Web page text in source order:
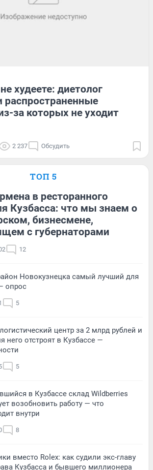
худеете: диетолог
распространенные
за которых не уходит
2 237 Обсудить
ТОП 5
в ресторанного
Кузбасса: что мы знаем о
бизнесмене,
с губернаторами
12
Новокузнецка самый лучший для
опрос
5
центр за 2 млрд рублей и
него отстроят в Кузбассе —
5
в Кузбассе склад Wildberries
возобновить работу — что
внутри
8
вместо Rolex: как судили экс-главу
Кузбасса и бывшего миллионера